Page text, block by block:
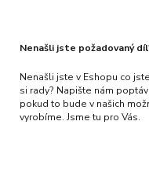
Nenašli jste požadovaný
Nenašli jste v Eshopu co
si rady? Napište nám
pokud to bude v našich
vyrobíme. Jsme tu pro Vás.